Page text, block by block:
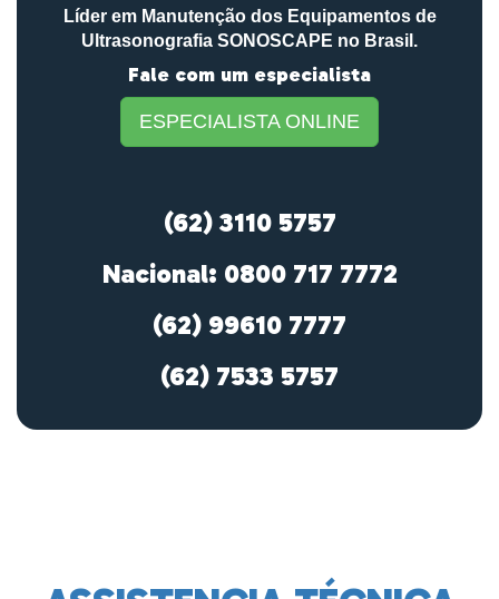
Líder em Manutenção dos Equipamentos de
Ultrasonografia SONOSCAPE no Brasil.
Fale com um especialista
ESPECIALISTA ONLINE
(62) 3110 5757
Nacional: 0800 717 7772
(62) 99610 7777
(62) 7533 5757